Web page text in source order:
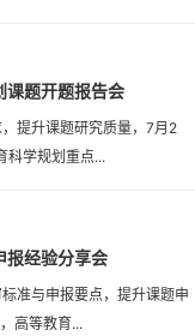
课题开题报告会
提升课题研究质量，7月2
科学规划重点...
报经验分享会
准与申报要点，提升课题申
高等教育...